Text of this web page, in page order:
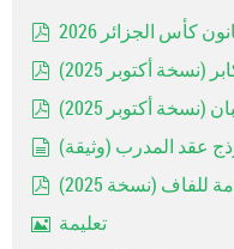
كأس الجزائر 2026
(نسخة أكتوبر 2025)
أكتوبر 2025)
عقد المدرب (وثيقة)
للفاف (نسخة 2025)
تعليمة